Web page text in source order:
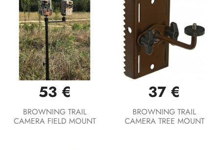
53 €
BROWNING TRAIL
CAMERA FIELD MOUNT
37 €
BROWNING TRAIL
CAMERA TREE MOUNT